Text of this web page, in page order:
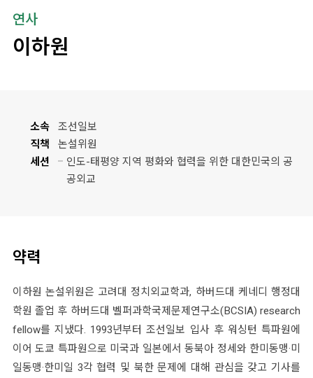
연사
이하원
소속 조선일보
직책 논설위원
세션
인도-태평양 지역 평화와 협력을 위한 대한민국의 공
공외교
약력
이하원 논설위원은 고려대 정치외교학과, 하버드대 케네디 행정대
학원 졸업 후 하버드대 벨퍼과학국제문제연구소(BCSIA) research
fellow를 지냈다. 1993년부터 조선일보 입사 후 워싱턴 특파원에
이어 도쿄 특파원으로 미국과 일본에서 동북아 정세와 한미동맹·미
일동맹·한미일 3각 협력 및 북한 문제에 대해 관심을 갖고 기사를